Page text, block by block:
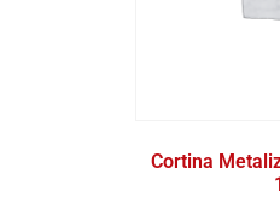
Cortina